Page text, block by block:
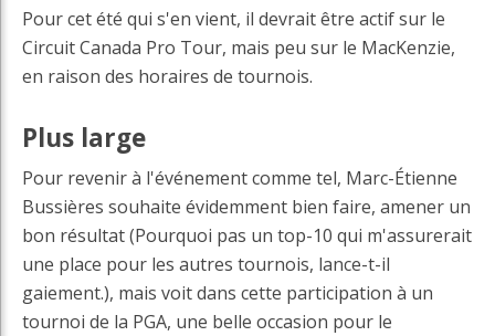
Pour cet été qui s'en vient, il devrait être actif sur le
Circuit Canada Pro Tour, mais peu sur le MacKenzie,
en raison des horaires de tournois.
Plus large
Pour revenir à l'événement comme tel, Marc-Étienne
Bussières souhaite évidemment bien faire, amener un
bon résultat (Pourquoi pas un top-10 qui m'assurerait
une place pour les autres tournois, lance-t-il
gaiement.), mais voit dans cette participation à un
tournoi de la PGA, une belle occasion pour le